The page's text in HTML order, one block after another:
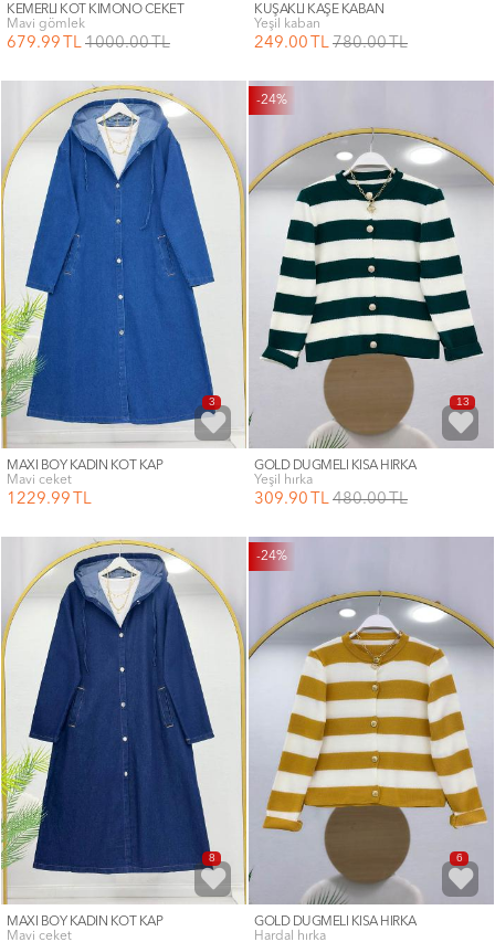
KEMERLİ KOT KİMONO CEKET
mavi gömlek
679.99 TL 1000.00TL
KUŞAKLI KAŞE KABAN
yeşil kaban
249.00 TL 780.00TL
3
MAXİ BOY KADIN KOT KAP
mavi ceket
1229.99 TL
-24%
13
GOLD DÜĞMELİ KISA HIRKA
yeşil hırka
309.90 TL 480.00TL
8
MAXİ BOY KADIN KOT KAP
mavi ceket
-24%
6
GOLD DÜĞMELİ KISA HIRKA
hardal hırka